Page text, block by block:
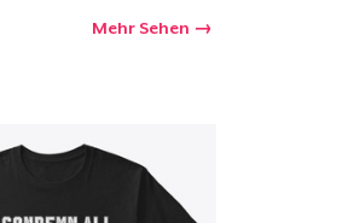
Mehr Sehen